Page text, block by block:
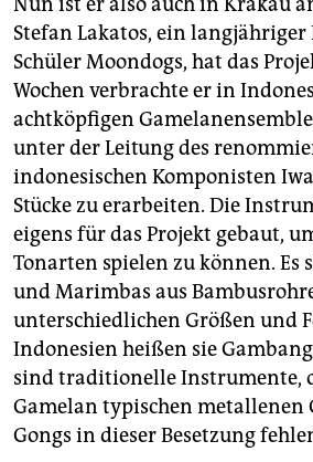
Stefan Lakatos, ein
Schüler Moondogs, hat das
Wochen verbrachte er in
achtköpfigen
unter der Leitung des
indonesischen Komponisten
Stücke zu erarbeiten. Die
eigens für das Projekt gebaut,
Tonarten spielen zu können. Es
und Marimbas aus
unterschiedlichen Größen und
Indonesien heißen sie
sind traditionelle Instrumente,
Gamelan typischen metallenen
Gongs in dieser Besetzung